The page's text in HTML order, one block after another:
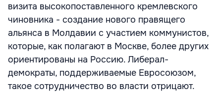
визита высокопоставленного кремлевского
чиновника - создание нового правящего
альянса в Молдавии с участием коммунистов,
которые, как полагают в Москве, более других
ориентированы на Россию. Либерал-
демократы, поддерживаемые Евросоюзом,
такое сотрудничество во власти отрицают.